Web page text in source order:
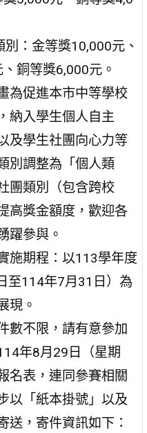
：金等獎10,000元、
銅等獎6,000元。
為促進本市中等學校
納入學生個人自主
及學生社團向心力等
別調整為「個人類
團類別（包含跨校
高獎金額度，歡迎各
躍參與。
施期程：以113學年度
至114年7月31日）為
現。
數不限，請有意參加
年8月29日（星期
名表，連同參賽相關
以「紙本掛號」以及
送，寄件資訊如下：